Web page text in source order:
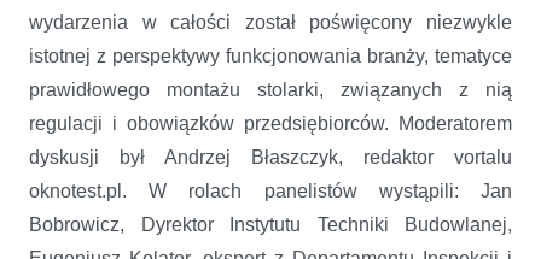
wydarzenia w całości został poświęcony niezwykle
istotnej z perspektywy funkcjonowania branży, tematyce
prawidłowego montażu stolarki, związanych z nią
regulacji i obowiązków przedsiębiorców. Moderatorem
dyskusji był Andrzej Błaszczyk, redaktor vortalu
oknotest.pl. W rolach panelistów wystąpili: Jan
Bobrowicz, Dyrektor Instytutu Techniki Budowlanej,